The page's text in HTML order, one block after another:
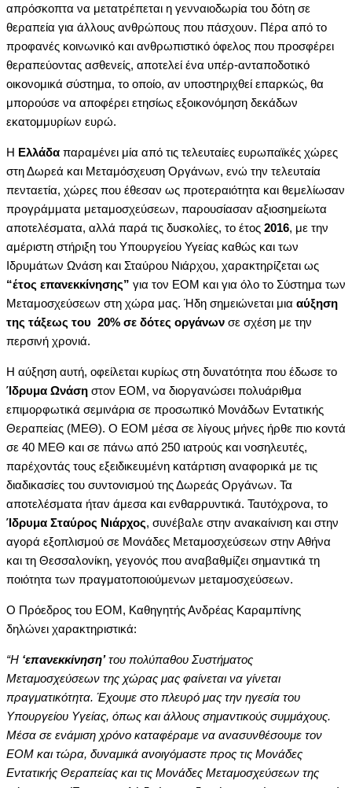
απρόσκοπτα να μετατρέπεται η γενναιοδωρία του δότη σε
θεραπεία για άλλους ανθρώπους που πάσχουν. Πέρα από το
προφανές κοινωνικό και ανθρωπιστικό όφελος που προσφέρει
θεραπεύοντας ασθενείς, αποτελεί ένα υπέρ-ανταποδοτικό
οικονομικά σύστημα, το οποίο, αν υποστηριχθεί επαρκώς, θα
μπορούσε να αποφέρει ετησίως εξοικονόμηση δεκάδων
εκατομμυρίων ευρώ.
Η Ελλάδα παραμένει μία από τις τελευταίες ευρωπαϊκές χώρες
στη Δωρεά και Μεταμόσχευση Οργάνων, ενώ την τελευταία
πενταετία, χώρες που έθεσαν ως προτεραιότητα και θεμελίωσαν
προγράμματα μεταμοσχεύσεων, παρουσίασαν αξιοσημείωτα
αποτελέσματα, αλλά παρά τις δυσκολίες, το έτος 2016, με την
αμέριστη στήριξη του Υπουργείου Υγείας καθώς και των
Ιδρυμάτων Ωνάση και Σταύρου Νιάρχου, χαρακτηρίζεται ως
“έτος επανεκκίνησης” για τον ΕΟΜ και για όλο το Σύστημα των
Μεταμοσχεύσεων στη χώρα μας. Ήδη σημειώνεται μια αύξηση
της τάξεως του 20% σε δότες οργάνων σε σχέση με την
περσινή χρονιά.
Η αύξηση αυτή, οφείλεται κυρίως στη δυνατότητα που έδωσε το
Ίδρυμα Ωνάση στον ΕΟΜ, να διοργανώσει πολυάριθμα
επιμορφωτικά σεμινάρια σε προσωπικό Μονάδων Εντατικής
Θεραπείας (ΜΕΘ). Ο ΕΟΜ μέσα σε λίγους μήνες ήρθε πιο κοντά
σε 40 ΜΕΘ και σε πάνω από 250 ιατρούς και νοσηλευτές,
παρέχοντάς τους εξειδικευμένη κατάρτιση αναφορικά με τις
διαδικασίες του συντονισμού της Δωρεάς Οργάνων. Τα
αποτελέσματα ήταν άμεσα και ενθαρρυντικά. Ταυτόχρονα, το
Ίδρυμα Σταύρος Νιάρχος, συνέβαλε στην ανακαίνιση και στην
αγορά εξοπλισμού σε Μονάδες Μεταμοσχεύσεων στην Αθήνα
και τη Θεσσαλονίκη, γεγονός που αναβαθμίζει σημαντικά τη
ποιότητα των πραγματοποιούμενων μεταμοσχεύσεων.
Ο Πρόεδρος του ΕΟΜ, Καθηγητής Ανδρέας Καραμπίνης
δηλώνει χαρακτηριστικά:
“Η ‘επανεκκίνηση’του πολύπαθου Συστήματος
Μεταμοσχεύσεων της χώρας μας φαίνεται να γίνεται
πραγματικότητα. Έχουμε στο πλευρό μας την ηγεσία του
Υπουργείου Υγείας, όπως και άλλους σημαντικούς συμμάχους.
Μέσα σε ενάμιση χρόνο καταφέραμε να ανασυνθέσουμε τον
ΕΟΜ και τώρα, δυναμικά ανοιγόμαστε προς τις Μονάδες
Εντατικής Θεραπείας και τις Μονάδες Μεταμοσχεύσεων της